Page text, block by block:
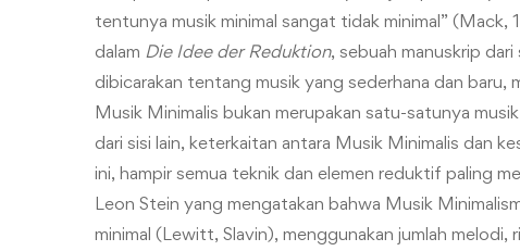
tentunya musik minimal sangat tidak minimal”
dalam Die Idee der Reduktion, sebuah manuskrip
dibicarakan tentang musik yang sederhana dan baru,
Musik Minimalis bukan merupakan satu-satunya
dari sisi lain, keterkaitan antara Musik Minimalis dan
ini, hampir semua teknik dan elemen reduktif paling
Leon Stein yang mengatakan bahwa Musik
minimal (Lewitt, Slavin), menggunakan jumlah